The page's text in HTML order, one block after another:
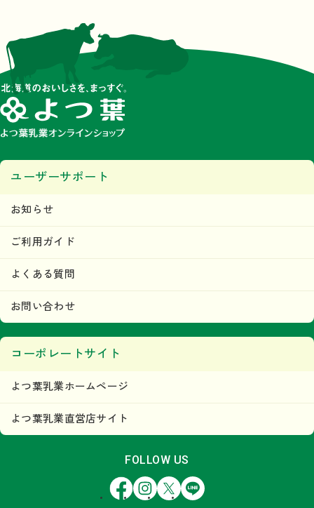
ユーザーサポート
お知らせ
ご利用ガイド
よくある質問
お問い合わせ
コーポレートサイト
よつ葉乳業ホームページ
よつ葉乳業直営店サイト
FOLLOW US
FacebookInstagram
X LINE